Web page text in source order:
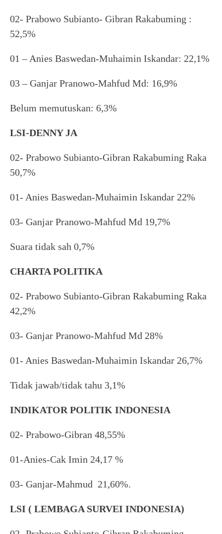
02- Prabowo Subianto- Gibran Rakabuming :
52,5%
01 – Anies Baswedan-Muhaimin Iskandar: 22,1%
03 – Ganjar Pranowo-Mahfud Md: 16,9%
Belum memutuskan: 6,3%
LSI-DENNY JA
02- Prabowo Subianto-Gibran Rakabuming Raka
50,7%
01- Anies Baswedan-Muhaimin Iskandar 22%
03- Ganjar Pranowo-Mahfud Md 19,7%
Suara tidak sah 0,7%
CHARTA POLITIKA
02- Prabowo Subianto-Gibran Rakabuming Raka
42,2%
03- Ganjar Pranowo-Mahfud Md 28%
01- Anies Baswedan-Muhaimin Iskandar 26,7%
Tidak jawab/tidak tahu 3,1%
INDIKATOR POLITIK INDONESIA
02- Prabowo-Gibran 48,55%
01-Anies-Cak Imin 24,17 %
03- Ganjar-Mahmud 21,60%.
LSI ( LEMBAGA SURVEI INDONESIA)